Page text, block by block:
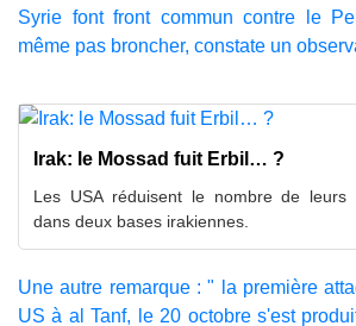
Syrie font front commun contre le
même pas broncher, constate un
Irak: le Mossad fuit Erbil… ?
Les USA réduisent le nombre de leurs
dans deux bases irakiennes.
Une autre remarque : " la première
US à al Tanf, le 20 octobre s'est